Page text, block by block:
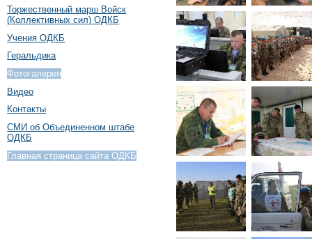
Торжественный марш Войск
(Коллективных сил) ОДКБ
Учения ОДКБ
Геральдика
Фотогалерея
Видео
Контакты
СМИ об Объединенном штабе
ОДКБ
Главная страница сайта ОДКБ